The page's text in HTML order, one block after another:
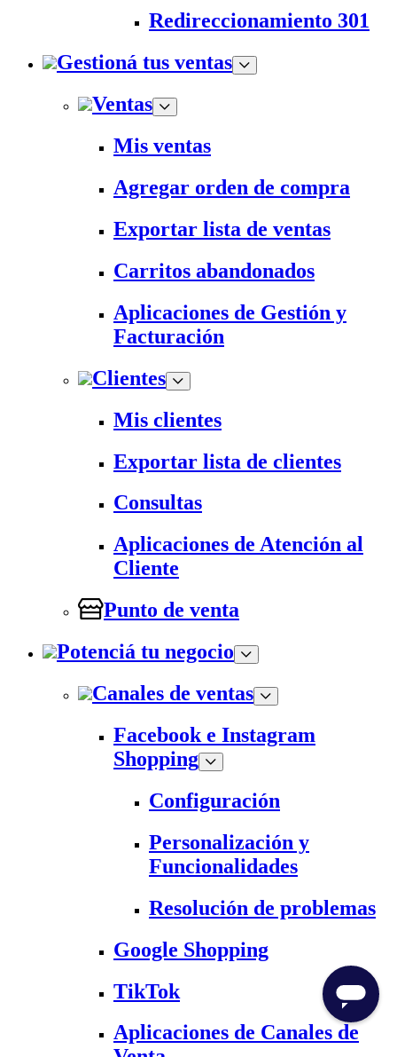
Redireccionamiento 301
Gestioná tus ventas
Ventas
Mis ventas
Agregar orden de compra
Exportar lista de ventas
Carritos abandonados
Aplicaciones de Gestión y
Facturación
Clientes
Mis clientes
Exportar lista de clientes
Consultas
Aplicaciones de Atención al
Cliente
Punto de venta
Potenciá tu negocio
Canales de ventas
Facebook e Instagram
Shopping
Configuración
Personalización y
Funcionalidades
Resolución de problemas
Google Shopping
TikTok
Aplicaciones de Canales de